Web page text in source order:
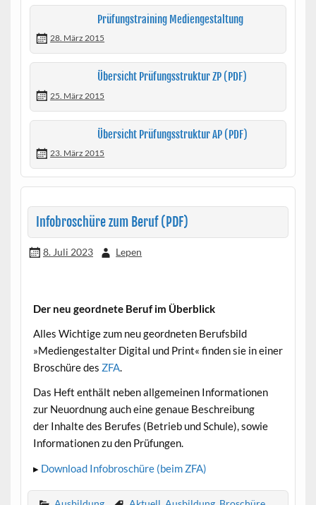
Prüfungstraining Mediengestaltung
28. März 2015
Übersicht Prüfungsstruktur ZP (PDF)
25. März 2015
Übersicht Prüfungsstruktur AP (PDF)
23. März 2015
Infobroschüre zum Beruf (PDF)
8. Juli 2023 Lepen
Der neu geordnete Beruf im Überblick•
Alles Wichtige zum neu geordneten Berufsbild
»Mediengestalter Digital und Print« finden sie in einer
Broschüre des ZFA.
Das Heft enthält neben allgemeinen Informationen
zur Neuordnung auch eine genaue Beschreibung
der Inhalte des Berufes (Betrieb und Schule), sowie
Informationen zu den Prüfungen.
▸ Download Infobroschüre (beim ZFA)